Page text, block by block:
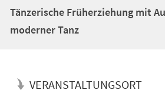
Tänzerische Früherziehung mit
moderner Tanz
VERANSTALTUNGSORT